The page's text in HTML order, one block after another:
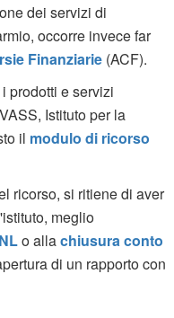
dei servizi di
occorre invece far
Finanziarie (ACF).
prodotti e servizi
Istituto per la
il modulo di ricorso
ricorso, si ritiene di aver
meglio
o allachiusura conto
di un rapporto con